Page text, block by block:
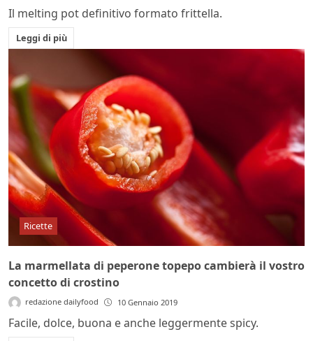
Il melting pot definitivo formato frittella.
Leggi di più
Ricette
La marmellata di peperone topepo cambierà il vostro
concetto di crostino
redazione dailyfood 10 Gennaio 2019
Facile, dolce, buona e anche leggermente spicy.